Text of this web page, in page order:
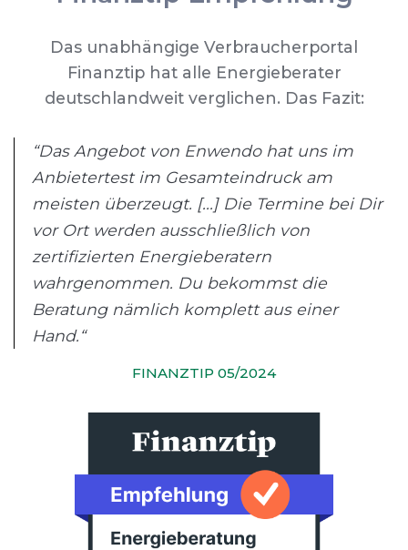
Das unabhängige Verbraucherportal
Finanztip hat alle Energieberater
deutschlandweit verglichen. Das Fazit:
“Das Angebot von Enwendo hat uns im
Anbietertest im Gesamteindruck am
meisten überzeugt. [...] Die Termine bei Dir
vor Ort werden ausschließlich von
zertifizierten Energieberatern
wahrgenommen. Du bekommst die
Beratung nämlich komplett aus einer
Hand.“
FINANZTIP 05/2024